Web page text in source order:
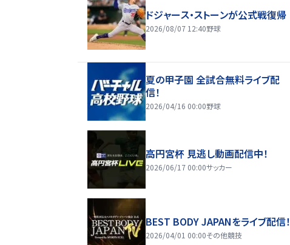
ドジャース・ストーンが公式戦復帰
2026/08/07 12:40野球
夏の甲子園 全試合無料ライブ配
信！
2026/04/16 00:00野球
高円宮杯 見逃し動画配信中！
2026/06/17 00:00サッカー
BEST BODY JAPANをライブ配信！
2026/04/01 00:00その他競技